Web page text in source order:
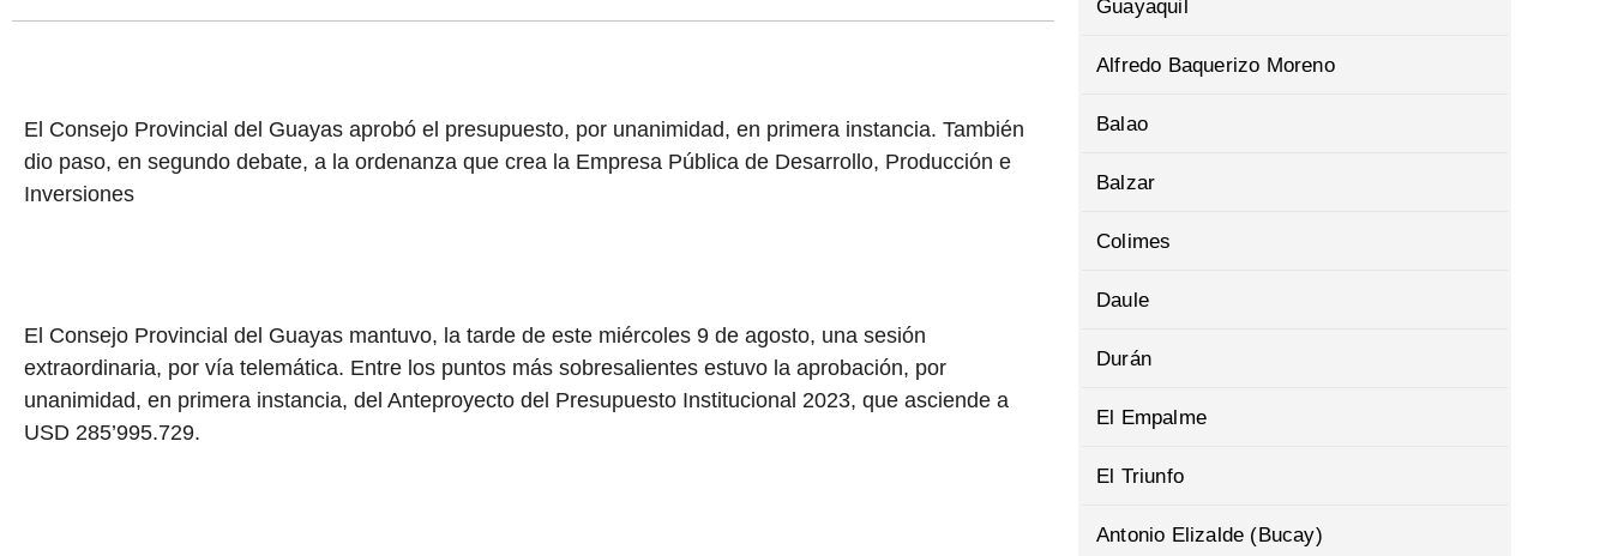
El Consejo Provincial del Guayas aprobó el presupuesto, por unanimidad, en primera instancia. También
dio paso, en segundo debate, a la ordenanza que crea la Empresa Pública de Desarrollo, Producción e
Inversiones
El Consejo Provincial del Guayas mantuvo, la tarde de este miércoles 9 de agosto, una sesión
extraordinaria, por vía telemática. Entre los puntos más sobresalientes estuvo la aprobación, por
unanimidad, en primera instancia, del Anteproyecto del Presupuesto Institucional 2023, que asciende a
USD 285’995.729.
Guayaquil
Alfredo Baquerizo Moreno
Balao
Balzar
Colimes
Daule
Durán
El Empalme
El Triunfo
Antonio Elizalde (Bucay)